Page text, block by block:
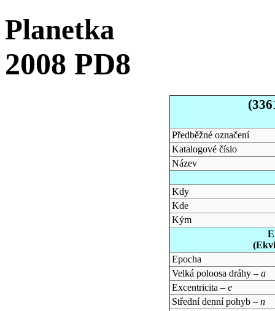
Planetka
2008 PD8
Předběžné označení
Katalogové číslo
Název
Kdy
Kde
Kým
Epocha
Velká poloosa dráhy – a
Excentricita – e
Střední denní pohyb – n